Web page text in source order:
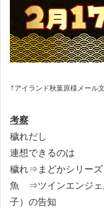
↑ アイランド秋葉原様メール
考察
穢れだし
連想できるのは
穢れ⇒まどかシリーズ
魚 ⇒ツインエンジェ
子）の告知